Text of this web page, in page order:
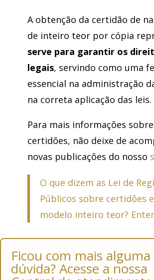
A obtenção da certidão de
de inteiro teor por cópia
serve para garantir os
legais, servindo como uma
essencial na administração
na correta aplicação das leis.
Para mais informações sobre
certidões, não deixe de
novas publicações do nosso
O que dizem as Lei de
Públicos sobre certidões
modelo inteiro teor?
Ficou com mais alguma
dúvida? Acesse a nossa